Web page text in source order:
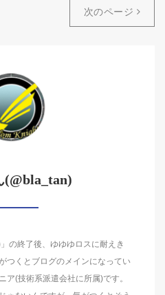
次のページ
(@bla_tan)
の終了後、ゆゆゆロスに耐えき
つくとブログのメインになってい
ア(技術系派遣会社に所属)です。